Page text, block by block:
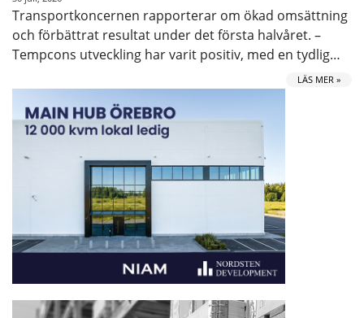
Transportkoncernen rapporterar om ökad omsättning
och förbättrat resultat under det första halvåret. –
Tempcons utveckling har varit positiv, med en tydlig…
LÄS MER »